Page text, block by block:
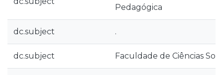
Pedagógica
dc.subject .
dc.subject Faculdade de Ciências